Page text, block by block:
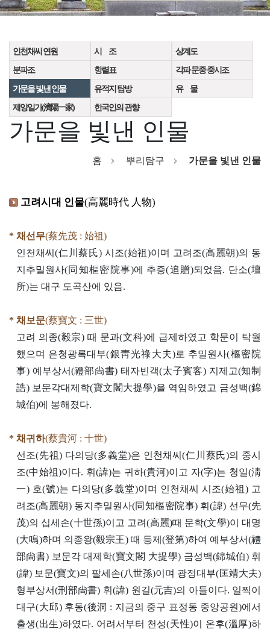
인천채씨 연원 시 조
상계도
분파조
항렬표
각파 문중 중시조
가문을 빛낸 인물
유적지 탐방
유 물
제양일가(濟陽一家)
한국인의 관향
가문을 빛낸 인물
홈 뿌리탐구 가문을 빛낸 인물
고려시대 인물(高麗時代 人物)
* 채선무(蔡先茂 : 始祖)
인천채씨(仁川蔡氏) 시조(始祖)이며 고려조(高麗朝)의 동
지추밀원사(同知樞密院事)에 추증(追贈)되었음. 단소(壇
所)는 대구 도곡산에 있음.
* 채보문(蔡寶文 : 三世)
고려 의종(毅宗) 때 문과(文科)에 급제하였고 학문이 탁월
했으며 은청광록대부(銀靑光祿大夫)로 추밀원사(樞密院
事) 예부상서(禮部尙書) 태자빈객(太子賓客) 지제고(知制
誥) 보문각대제학(寶文閣大提學)을 역임하였고 금성백(錦
城伯)에 봉해졌다.
* 채귀하(蔡貴河 : 十世)
선조(先祖) 다의당(多義堂)은 인천채씨(仁川蔡氏)의 중시
조(中始祖)이다. 휘(諱)는 귀하(貴河)이고 자(字)는 청일(淸
一) 호(號)는 다의당(多義堂)이며 인천채씨 시조(始祖) 고
려조(高麗朝) 동지추밀원사(同知樞密院事) 휘(諱) 선무(先
茂)의 십세손(十世孫)이고 고려(高麗)때 문학(文學)이 대명
(大鳴)하며 의종왕(毅宗王) 때 등제(登第)하여 예부상서(禮
部尙書) 보문각 대제학(寶文閣 大提學) 금성백(錦城伯) 휘
(諱) 보문(寶文)의 팔세손(八世孫)이며 광정대부(匡靖大夫)
형부상서(刑部尙書) 휘(諱) 원길(元吉)의 아들이다. 일찍이
대구(大邱) 후동(後洞 : 지금의 중구 표정동 중앙공원)에서
출생(出生)하였다. 어려서부터 천성(天性)이 온후(溫厚)하